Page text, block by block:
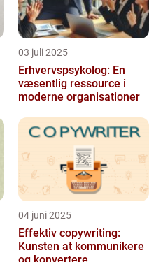
03 juli 2025
Erhvervspsykolog: En
væsentlig ressource i
moderne organisationer
04 juni 2025
Effektiv copywriting:
Kunsten at kommunikere